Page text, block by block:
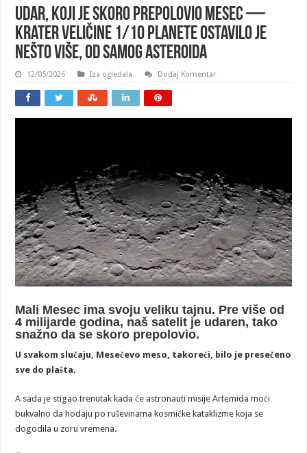
Udar, koji je skoro prepolovio Mesec —
krater veličine 1/10 planete ostavilo je
nešto više, od samog asteroida
12/05/2026 Iza ogledala Dodaj Komentar
Mali Mesec ima svoju veliku tajnu. Pre više od
4 milijarde godina, naš satelit je udaren, tako
snažno da se skoro prepolovio.
U svakom slučaju, Mesečevo meso, takoreći, bilo je presečeno
sve do plašta.
A sada je stigao trenutak kada će astronauti misije Artemida moći
bukvalno da hodaju po ruševinama kosmičke kataklizme koja se
dogodila u zoru vremena.